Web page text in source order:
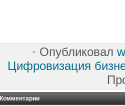
· Опубликовал
Цифровизация
Комментарии